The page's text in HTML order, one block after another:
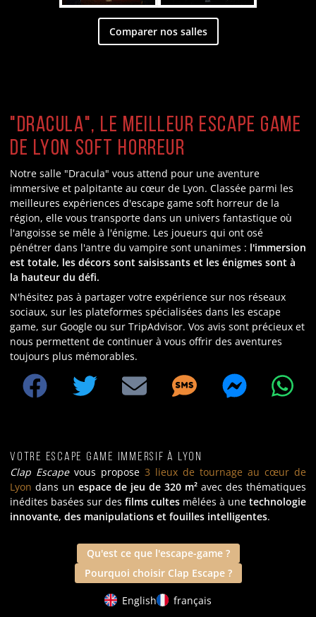
Comparer nos salles
"Dracula", le meilleur escape game
de Lyon soft horreur
Notre salle "Dracula" vous attend pour une aventure
immersive et palpitante au cœur de Lyon. Classée parmi les
meilleures expériences d'escape game soft horreur de la
région, elle vous transporte dans un univers fantastique où
l'angoisse se mêle à l'énigme. Les joueurs qui ont osé
pénétrer dans l'antre du vampire sont unanimes : l'immersion
est totale, les décors sont saisissants et les énigmes sont à
la hauteur du défi.
N'hésitez pas à partager votre expérience sur nos réseaux
sociaux, sur les plateformes spécialisées dans les escape
game, sur Google ou sur TripAdvisor. Vos avis sont précieux et
nous permettent de continuer à vous offrir des aventures
toujours plus mémorables.
Votre escape game immersif à Lyon
Clap Escapevous propose 3 lieux de tournage au cœur de
Lyon dans un espace de jeu de 320 m² avec des thématiques
inédites basées sur des films cultes mêlées à une technologie
innovante, des manipulations et fouilles intelligentes.
Qu'est ce que l'escape-game ?
Pourquoi choisir Clap Escape ?
English français